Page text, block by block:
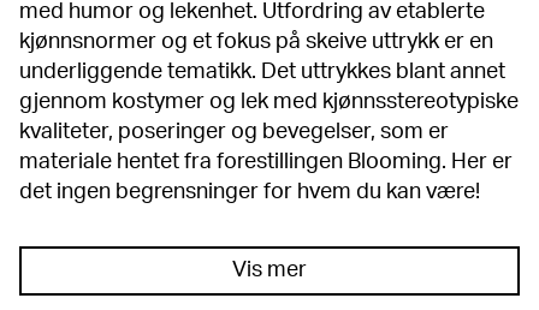
med humor og lekenhet. Utfordring av etablerte
kjønnsnormer og et fokus på skeive uttrykk er en
underliggende tematikk. Det uttrykkes blant annet
gjennom kostymer og lek med kjønnsstereotypiske
kvaliteter, poseringer og bevegelser, som er
materiale hentet fra forestillingen Blooming. Her er
det ingen begrensninger for hvem du kan være!
Vis mer